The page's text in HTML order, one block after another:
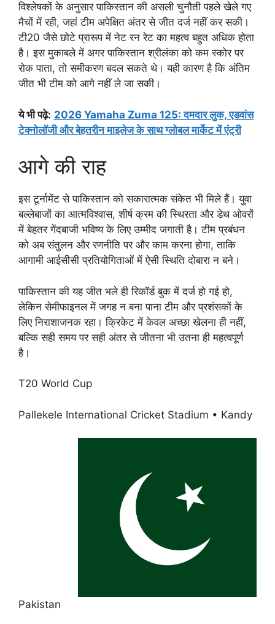
विश्लेषकों के अनुसार पाकिस्तान की असली चुनौती पहले खेले गए
मैचों में रही, जहां टीम अपेक्षित अंतर से जीत दर्ज नहीं कर सकी।
टी20 जैसे छोटे प्रारूप में नेट रन रेट का महत्व बहुत अधिक होता
है। इस मुकाबले में अगर पाकिस्तान श्रीलंका को कम स्कोर पर
रोक पाता, तो समीकरण बदल सकते थे। यही कारण है कि अंतिम
जीत भी टीम को आगे नहीं ले जा सकी।
ये भी पढ़े: 2026 Yamaha Zuma 125: दमदार लुक, एडवांस
टेक्नोलॉजी और बेहतरीन माइलेज के साथ ग्लोबल मार्केट में एंट्री
आगे की राह
इस टूर्नामेंट से पाकिस्तान को सकारात्मक संकेत भी मिले हैं। युवा
बल्लेबाजों का आत्मविश्वास, शीर्ष क्रम की स्थिरता और डेथ ओवरों
में बेहतर गेंदबाजी भविष्य के लिए उम्मीद जगाती है। टीम प्रबंधन
को अब संतुलन और रणनीति पर और काम करना होगा, ताकि
आगामी आईसीसी प्रतियोगिताओं में ऐसी स्थिति दोबारा न बने।
पाकिस्तान की यह जीत भले ही रिकॉर्ड बुक में दर्ज हो गई हो,
लेकिन सेमीफाइनल में जगह न बना पाना टीम और प्रशंसकों के
लिए निराशाजनक रहा। क्रिकेट में केवल अच्छा खेलना ही नहीं,
बल्कि सही समय पर सही अंतर से जीतना भी उतना ही महत्वपूर्ण
है।
T20 World Cup
Pallekele International Cricket Stadium • Kandy
Pakistan